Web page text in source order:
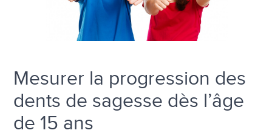
Mesurer la progression des
dents de sagesse dès l’âge
de 15 ans